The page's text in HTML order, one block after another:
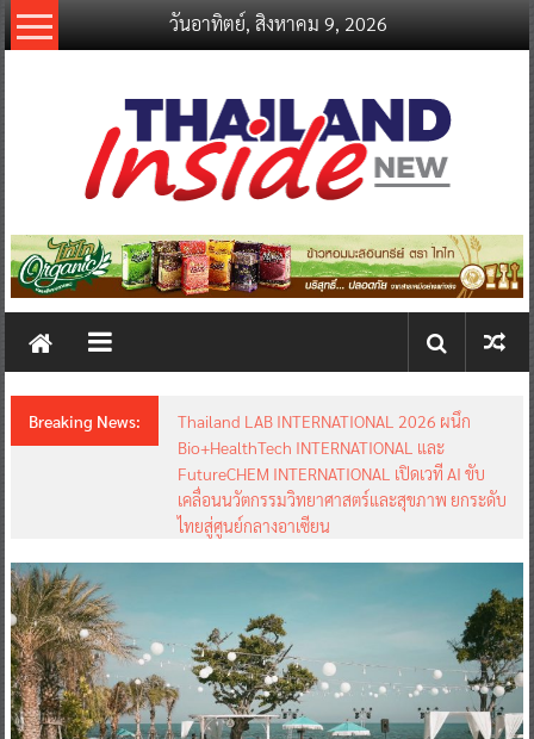
Skip
to
วันอาทิตย์, สิงหาคม 9, 2026
thailandinsidenew.com
Thailand
New
Breaking News:
อินฟอร์มา มาร์เก็ตส์ ผนึกเครือข่ายธุรกิจท่องเที่ยว-
บริการ จัด Food & Hospitality Thailand 2026
เชื่อม 4 งานใหญ่ สร้างโอกาสธุรกิจครบวงจร